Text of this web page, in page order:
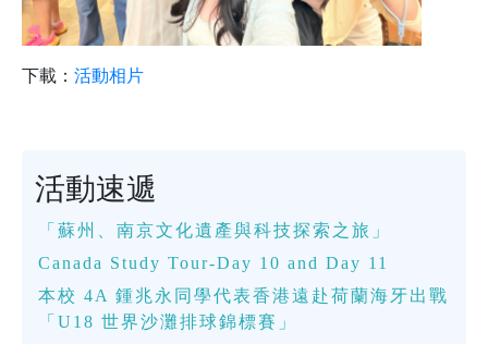
下載： 活動相片
活動速遞
「蘇州、南京文化遺產與科技探索之旅」
Canada Study Tour-Day 10 and Day 11
本校 4A 鍾兆永同學代表香港遠赴荷蘭海牙出戰
「U18 世界沙灘排球錦標賽」